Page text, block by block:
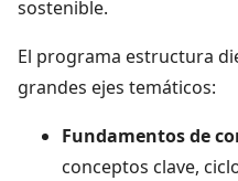
sostenible.
El programa estructura
grandes ejes temáticos:
Fundamentos de
conceptos clave,